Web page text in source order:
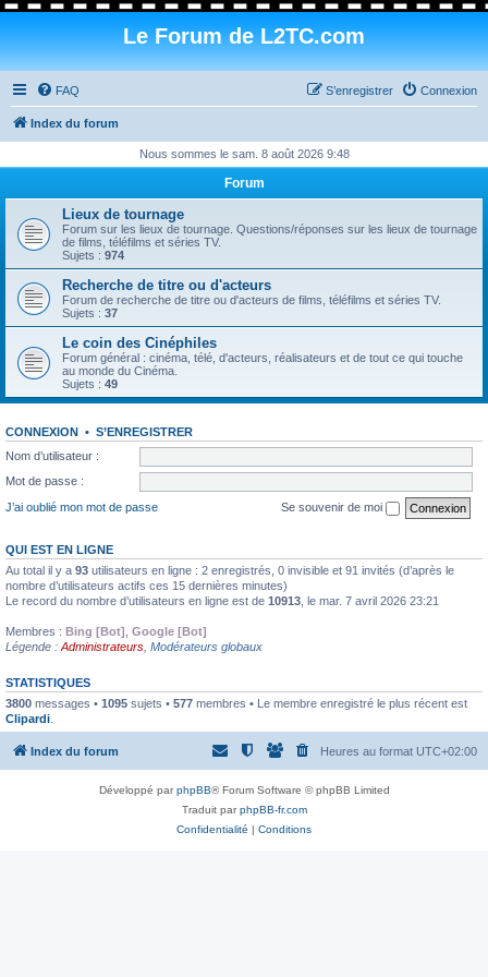
Le Forum de L2TC.com
FAQ Connexion
S’enregistrer
Index du forum
Nous sommes le sam. 8 août 2026 9:48
Forum
Lieux de tournage
Forum sur les lieux de tournage. Questions/réponses sur les lieux de tournage
de films, téléfilms et séries TV.
Sujets : 974
Recherche de titre ou d'acteurs
Forum de recherche de titre ou d'acteurs de films, téléfilms et séries TV.
Sujets : 37
Le coin des Cinéphiles
Forum général : cinéma, télé, d'acteurs, réalisateurs et de tout ce qui touche
au monde du Cinéma.
Sujets : 49
CONNEXION • S’ENREGISTRER
Nom d’utilisateur :
Mot de passe :
J’ai oublié mon mot de passe
Se souvenir de moi
QUI EST EN LIGNE
Au total il y a 93 utilisateurs en ligne : 2 enregistrés, 0 invisible et 91 invités (d’après le
nombre d’utilisateurs actifs ces 15 dernières minutes)
Le record du nombre d’utilisateurs en ligne est de 10913 , le mar. 7 avril 2026 23:21
Membres : Bing [Bot] Google [Bot]
Légende : Administrateurs Modérateurs globaux
STATISTIQUES
3800 messages • 1095 sujets • 577 membres • Le membre enregistré le plus récent est
Clipardi
Index du forum Heures au format UTC+02:00
Développé parphpBB® Forum Software © phpBB Limited
Traduit parphpBB-fr.com
Confidentialité | Conditions